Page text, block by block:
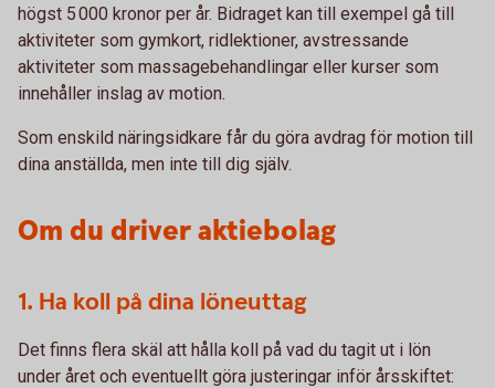
högst 5 000 kronor per år. Bidraget kan till exempel gå till
aktiviteter som gymkort, ridlektioner, avstressande
aktiviteter som massagebehandlingar eller kurser som
innehåller inslag av motion.
Som enskild näringsidkare får du göra avdrag för motion till
dina anställda, men inte till dig själv.
Om du driver aktiebolag
1. Ha koll på dina löneuttag
Det finns flera skäl att hålla koll på vad du tagit ut i lön
under året och eventuellt göra justeringar inför årsskiftet: